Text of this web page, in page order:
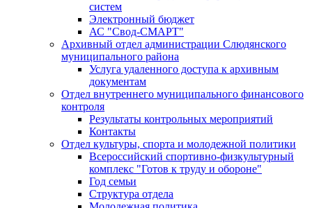
систем
Электронный бюджет
АС "Свод-СМАРТ"
Архивный отдел администрации Слюдянского
муниципального района
Услуга удаленного доступа к архивным
документам
Отдел внутреннего муниципального финансового
контроля
Результаты контрольных мероприятий
Контакты
Отдел культуры, спорта и молодежной политики
Всероссийский спортивно-физкультурный
комплекс "Готов к труду и обороне"
Год семьи
Структура отдела